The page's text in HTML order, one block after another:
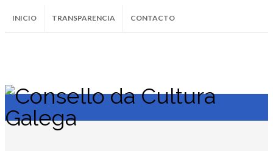
INICIO TRANSPARENCIA CONTACTO
InstagramFacebookTwitter Soundcloud
Youtube